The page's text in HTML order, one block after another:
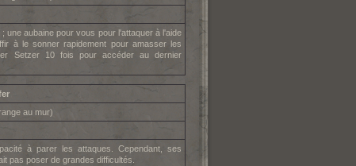
une aubaine pour vous pour l'attaquer à l'aide
à le sonner rapidement pour amasser les
Setzer 10 fois pour accéder au dernier
au mur)
à parer les attaques. Cependant, ses
pas poser de grandes difficultés.